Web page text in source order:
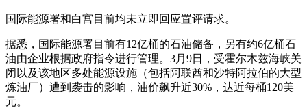
国际能源署和白宫目前均未立即回应置评请求。
据悉，国际能源署目前有12亿桶的石油储备，另有约6亿桶石
油由企业根据政府指令进行管理。3月9日，受霍尔木兹海峡关
闭以及该地区多处能源设施（包括阿联酋和沙特阿拉伯的大型
炼油厂）遭到袭击的影响，油价飙升近30%，达近每桶120美
元。